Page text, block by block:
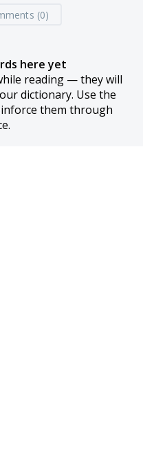
(0)
here yet
reading — they will
dictionary. Use the
them through